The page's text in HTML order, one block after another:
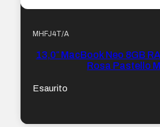
MHFJ4T/A
13,0″ MacBook Neo 8GB
Rosa Pastello
Esaurito